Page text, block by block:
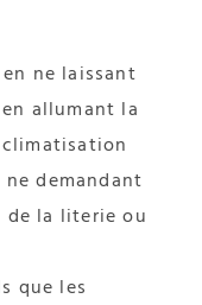
en ne laissant
allumant la
demandant
de la literie ou
que les